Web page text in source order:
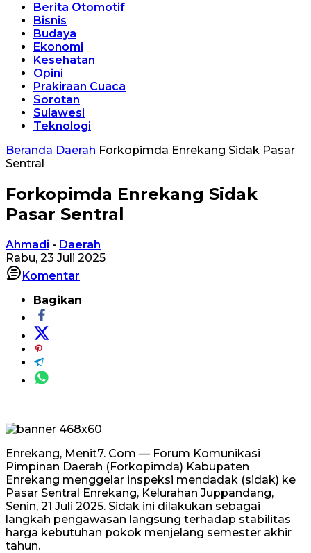
Berita Otomotif
Bisnis
Budaya
Ekonomi
Kesehatan
Opini
Prakiraan Cuaca
Sorotan
Sulawesi
Teknologi
Beranda Daerah Forkopimda Enrekang Sidak Pasar
Sentral
Forkopimda Enrekang Sidak
Pasar Sentral
Ahmadi - Daerah
Rabu, 23 Juli 2025
Komentar
Bagikan
Enrekang, Menit7. Com — Forum Komunikasi
Pimpinan Daerah (Forkopimda) Kabupaten
Enrekang menggelar inspeksi mendadak (sidak) ke
Pasar Sentral Enrekang, Kelurahan Juppandang,
Senin, 21 Juli 2025. Sidak ini dilakukan sebagai
langkah pengawasan langsung terhadap stabilitas
harga kebutuhan pokok menjelang semester akhir
tahun.